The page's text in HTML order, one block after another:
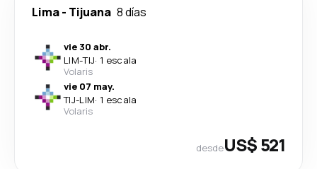
Lima- Tijuana 8 días
vie 30 abr.
LIM-TIJ· 1 escala
Volaris
vie 07 may.
TIJ-LIM· 1 escala
Volaris
desdeUS$ 521